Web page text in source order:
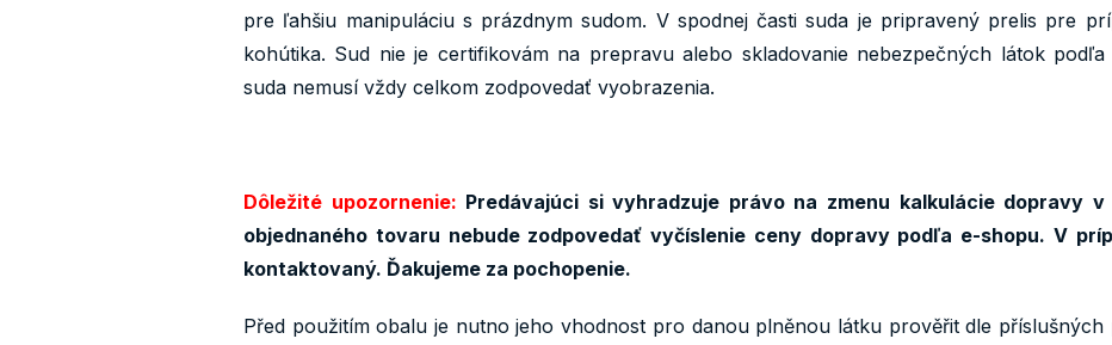
pre ľahšiu manipuláciu s prázdnym sudom. V spodnej časti suda je pripravený prelis pre
kohútika. Sud nie je certifikovám na prepravu alebo skladovanie nebezpečných látok
suda nemusí vždy celkom zodpovedať vyobrazenia.
Dôležité upozornenie: Predávajúci si vyhradzuje právo na zmenu kalkulácie dopravy
objednaného tovaru nebude zodpovedať vyčíslenie ceny dopravy podľa e-shopu. V
kontaktovaný. Ďakujeme za pochopenie.
Před použitím obalu je nutno jeho vhodnost pro danou plněnou látku prověřit dle příslušných